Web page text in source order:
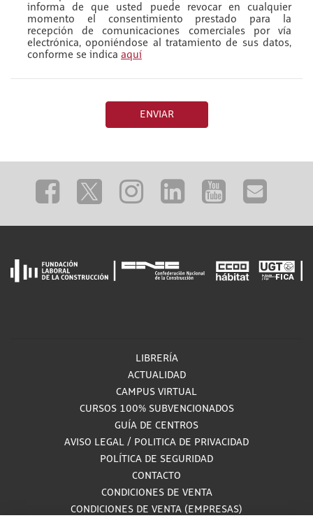
informa de que usted puede revocar en cualquier
momento el consentimiento prestado para la
recepción de comunicaciones comerciales por vía
electrónica, oponiéndose al tratamiento de sus datos,
conforme se indica aquí
ENVIAR
LIBRERÍA
ACTUALIDAD
CAMPUS VIRTUAL
CURSOS 100% SUBVENCIONADOS
GUÍA DE CENTROS
AVISO LEGAL / POLITICA DE PRIVACIDAD
POLÍTICA DE SEGURIDAD
CONTACTO
CONDICIONES DE VENTA
CONDICIONES DE VENTA (EMPRESAS)